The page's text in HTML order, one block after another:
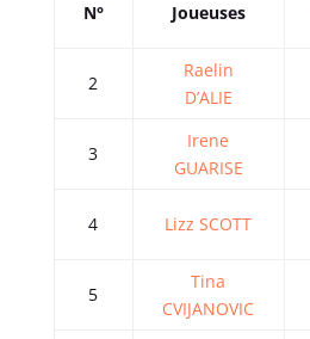
N° Joueuses
2
Raelin
D’ALIE
3
Irene
GUARISE
4 Lizz SCOTT
5
Tina
CVIJANOVIC